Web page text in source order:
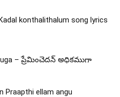
konthalithalum song lyrics
– ప్రేమించెదన్ అధికముగా
ellam angu